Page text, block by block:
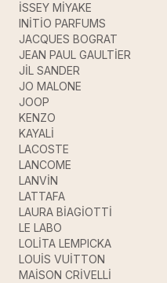
İSSEY MİYAKE
INİTİO PARFUMS
JACQUES BOGRAT
JEAN PAUL GAULTİER
JİL SANDER
JO MALONE
JOOP
KENZO
KAYALİ
LACOSTE
LANCOME
LANVİN
LATTAFA
LAURA BİAGİOTTİ
LE LABO
LOLİTA LEMPICKA
LOUİS VUİTTON
MAİSON CRİVELLİ